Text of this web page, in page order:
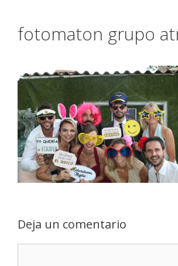
fotomaton grupo
Deja un comentario